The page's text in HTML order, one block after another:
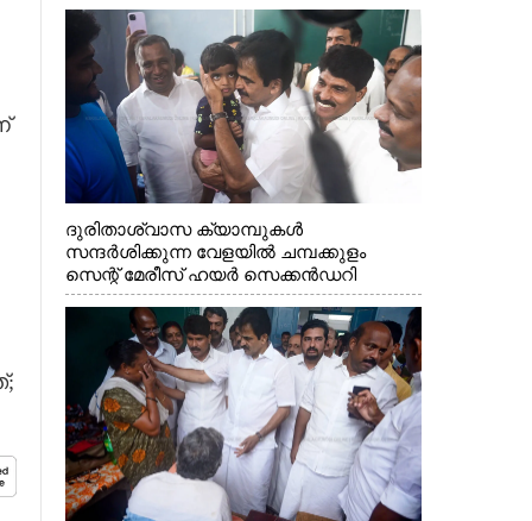
ദുരിതാശ്വാസ ക്യാമ്പുകൾ
സന്ദർശിക്കുന്ന വേളയിൽ ചമ്പക്കുളം
സെന്റ് മേരീസ് ഹയർ സെക്കൻഡറി
സ്കൂളിലെ ക്യാമ്പിലെത്തിയ എ.ഐ.സി.സി
ജനറൽ സെക്രട്ടറി കെ.സി
വേണുഗോപാൽ എം.പി കുരുന്നിനെ
എടുത്ത് ലാളിച്ചപ്പോൾ. സഹകരണ-
എക്സൈസ് വകുപ്പ് മന്ത്രി എം. ലിജു,
കൃഷിവകുപ്പ് മന്ത്രി ടി. സിദ്ദിഖ്, റെജി
ചെറിയാൻ എം. എൽ. എ എന്നിവർ സമീപം